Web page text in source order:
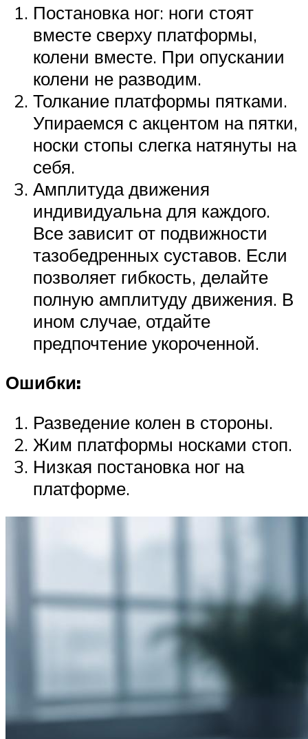
Постановка ног: ноги стоят
вместе сверху платформы,
колени вместе. При опускании
колени не разводим.
Толкание платформы пятками.
Упираемся с акцентом на пятки,
носки стопы слегка натянуты на
себя.
Амплитуда движения
индивидуальна для каждого.
Все зависит от подвижности
тазобедренных суставов. Если
позволяет гибкость, делайте
полную амплитуду движения. В
ином случае, отдайте
предпочтение укороченной.
Ошибки:
Разведение колен в стороны.
Жим платформы носками стоп.
Низкая постановка ног на
платформе.